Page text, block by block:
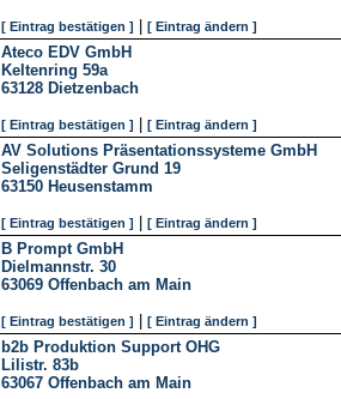
[ Eintrag bestätigen ] [ Eintrag ändern ]
Ateco EDV GmbH
Keltenring 59a
63128 Dietzenbach
[ Eintrag bestätigen ] [ Eintrag ändern ]
AV Solutions Präsentationssysteme GmbH
Seligenstädter Grund 19
63150 Heusenstamm
[ Eintrag bestätigen ] [ Eintrag ändern ]
B Prompt GmbH
Dielmannstr. 30
63069 Offenbach am Main
[ Eintrag bestätigen ] [ Eintrag ändern ]
b2b Produktion Support OHG
Lilistr. 83b
63067 Offenbach am Main